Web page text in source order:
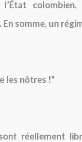
l’État
somme, un
les nôtres !"
réellement